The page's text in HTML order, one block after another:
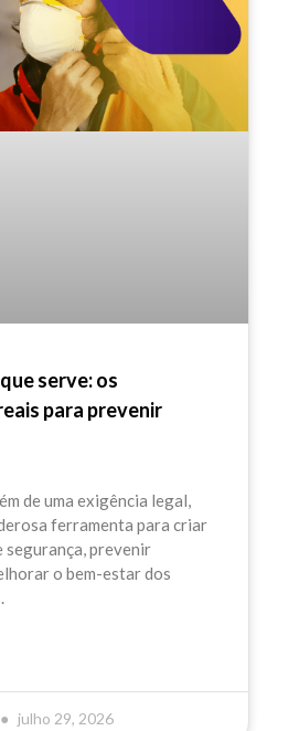
serve: os
para prevenir
de uma exigência legal,
ferramenta para criar
segurança, prevenir
o bem-estar dos
julho 29, 2026